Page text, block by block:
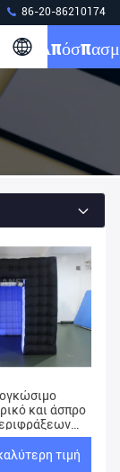
86-20-86210174
και άσπρο
τιμή